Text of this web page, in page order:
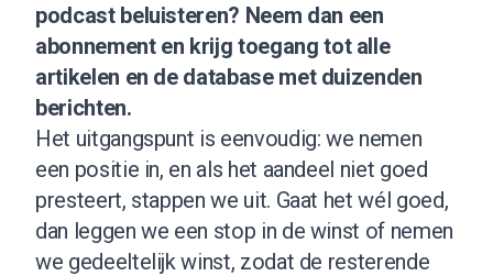
podcast beluisteren? Neem dan een
abonnementen krijg toegang tot alle
artikelen en de database met duizenden
berichten.
Het uitgangspunt is eenvoudig: we nemen
een positie in, en als het aandeel niet goed
presteert, stappen we uit. Gaat het wél goed,
dan leggen we een stop in de winst of nemen
we gedeeltelijk winst, zodat de resterende